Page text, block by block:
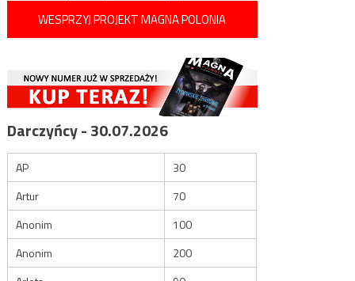
WESPRZYJ PROJEKT MAGNA POLONIA
Darczyńcy - 30.07.2026
AP
30
Artur
70
Anonim
100
Anonim
200